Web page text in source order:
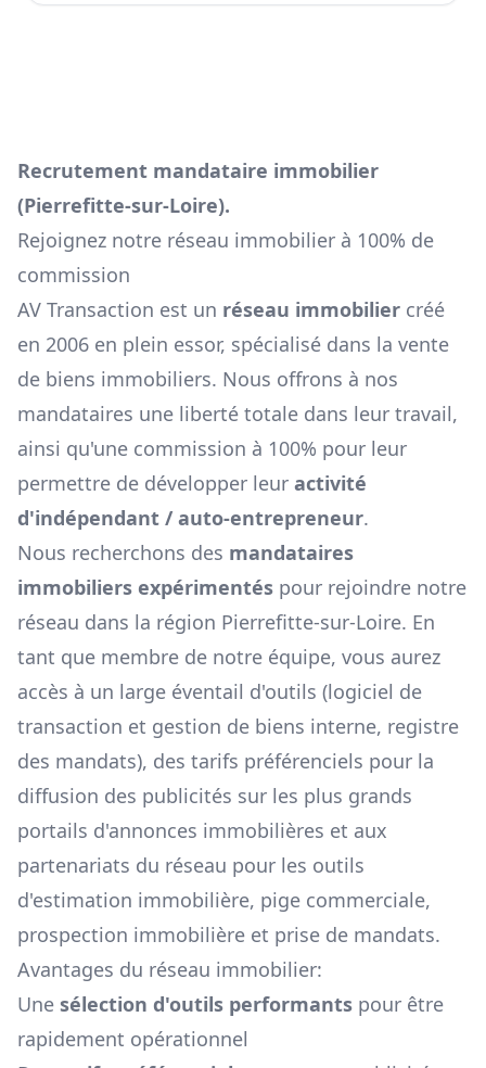
Recrutement mandataire immobilier
(Pierrefitte-sur-Loire).
Rejoignez notre réseau immobilier à 100% de
commission
AV Transaction est un réseau immobilier créé
en 2006 en plein essor, spécialisé dans la vente
de biens immobiliers. Nous offrons à nos
mandataires une liberté totale dans leur travail,
ainsi qu'une commission à 100% pour leur
permettre de développer leur activité
d'indépendant / auto-entrepreneur.
Nous recherchons des mandataires
immobiliers expérimentés pour rejoindre notre
réseau dans la région Pierrefitte-sur-Loire. En
tant que membre de notre équipe, vous aurez
accès à un large éventail d'outils (logiciel de
transaction et gestion de biens interne, registre
des mandats), des tarifs préférenciels pour la
diffusion des publicités sur les plus grands
portails d'annonces immobilières et aux
partenariats du réseau pour les outils
d'estimation immobilière, pige commerciale,
prospection immobilière et prise de mandats.
Avantages du réseau immobilier:
Une sélection d'outils performants pour être
rapidement opérationnel